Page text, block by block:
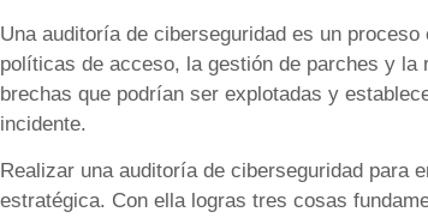
Una auditoría de ciberseguridad es un
políticas de acceso, la gestión de parches y
brechas que podrían ser explotadas y
incidente.
Realizar una auditoría de ciberseguridad para
estratégica. Con ella logras tres cosas